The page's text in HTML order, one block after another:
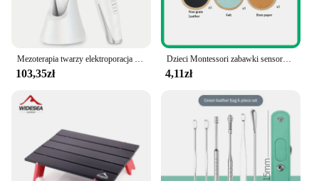
Mezoterapia twarzy elektroporacja LED Photon pielęgnacja skóry Lifting twarzy dokręcić usuwanie zmarszczek pielęgnacja oczu RF maszyna do napinania skóry
103,35zł
Dzieci Montessori zabawki sensoryczne dotykowa gra pasująca gra dotykowa klasyfikacja kolor poznanie pamięć trening dla dzieci zabawki
4,11zł